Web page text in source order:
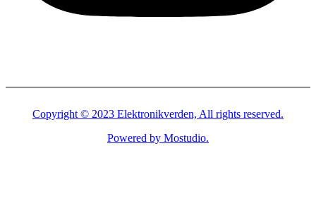
Copyright © 2023 Elektronikverden, All rights reserved.
Powered by Mostudio.